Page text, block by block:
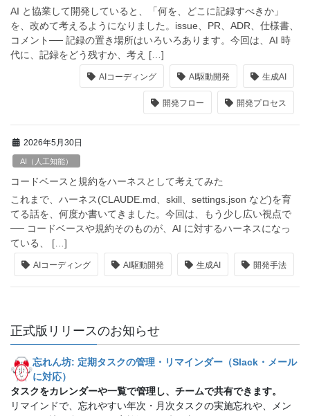
AI と協業して開発していると、「何を、どこに記録すべきか」
を、改めて考えるようになりました。issue、PR、ADR、仕様書、
コメント── 記録の置き場所はいろいろあります。今回は、AI 時
代に、記録をどう残すか、考え […]
AIコーディング AI駆動開発 生成AI
開発フロー 開発プロセス
2026年5月30日
AI（人工知能）
コードベースと規約をハーネスとして考えてみた
これまで、ハーネス(CLAUDE.md、skill、settings.json など)を育
てる話を、何度か書いてきました。今回は、もう少し広い視点で
── コードベースや規約そのものが、AI に対するハーネスになっ
ている、 […]
AIコーディング AI駆動開発 生成AI 開発手法
正式版リリースのお知らせ
忘れん坊: 定期タスクの管理・リマインダー（Slack・メール
に対応）
タスクをカレンダーや一覧で管理し、チームで共有できます。
リマインドで、忘れやすい年次・月次タスクの実施忘れや、メン